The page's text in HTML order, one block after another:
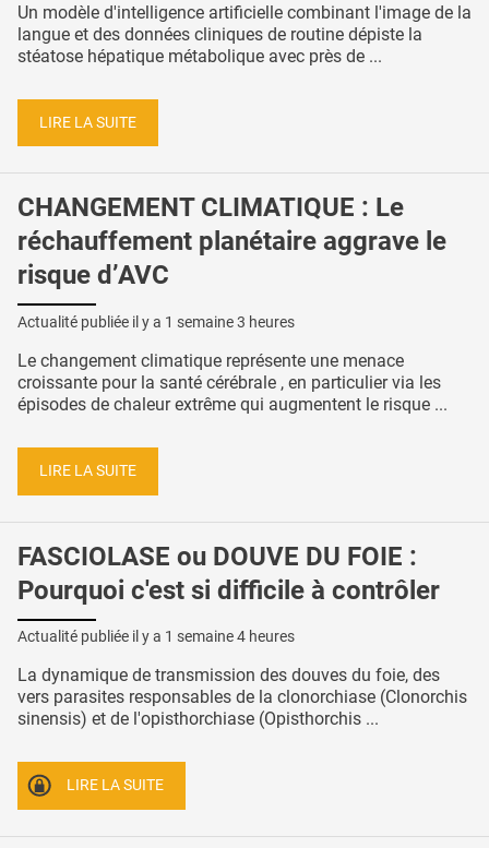
Un modèle d'intelligence artificielle combinant l'image de la
langue et des données cliniques de routine dépiste la
stéatose hépatique métabolique avec près de ...
LIRE LA SUITE
CHANGEMENT CLIMATIQUE : Le
réchauffement planétaire aggrave le
risque d’AVC
Actualité publiée il y a 1 semaine 3 heures
Le changement climatique représente une menace
croissante pour la santé cérébrale , en particulier via les
épisodes de chaleur extrême qui augmentent le risque ...
LIRE LA SUITE
FASCIOLASE ou DOUVE DU FOIE :
Pourquoi c'est si difficile à contrôler
Actualité publiée il y a 1 semaine 4 heures
La dynamique de transmission des douves du foie, des
vers parasites responsables de la clonorchiase (Clonorchis
sinensis) et de l'opisthorchiase (Opisthorchis ...
LIRE LA SUITE